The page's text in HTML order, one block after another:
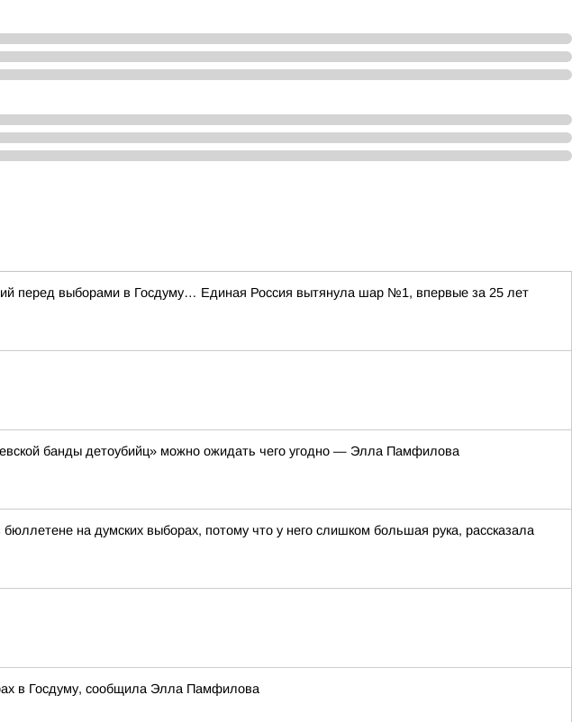
перед выборами в Госдуму… Единая Россия вытянула шар №1, впервые за 25 лет
банды детоубийц» можно ожидать чего угодно — Элла Памфилова
на думских выборах, потому что у него слишком большая рука, рассказала
в Госдуму, сообщила Элла Памфилова